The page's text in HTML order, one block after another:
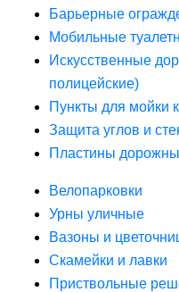
Барьерные
Мобильные
Искусственные
полицейские)
Пункты для мойки
Защита углов и
Пластины
Велопарковки
Урны уличные
Вазоны и
Скамейки и лавки
Приствольные